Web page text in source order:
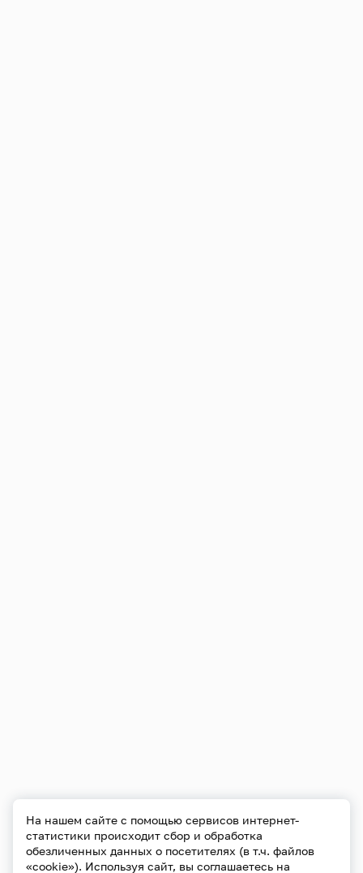
На нашем сайте с помощью сервисов интернет-
статистики происходит сбор и обработка
обезличенных данных о посетителях (в т.ч. файлов
«cookie»). Используя сайт, вы соглашаетесь на